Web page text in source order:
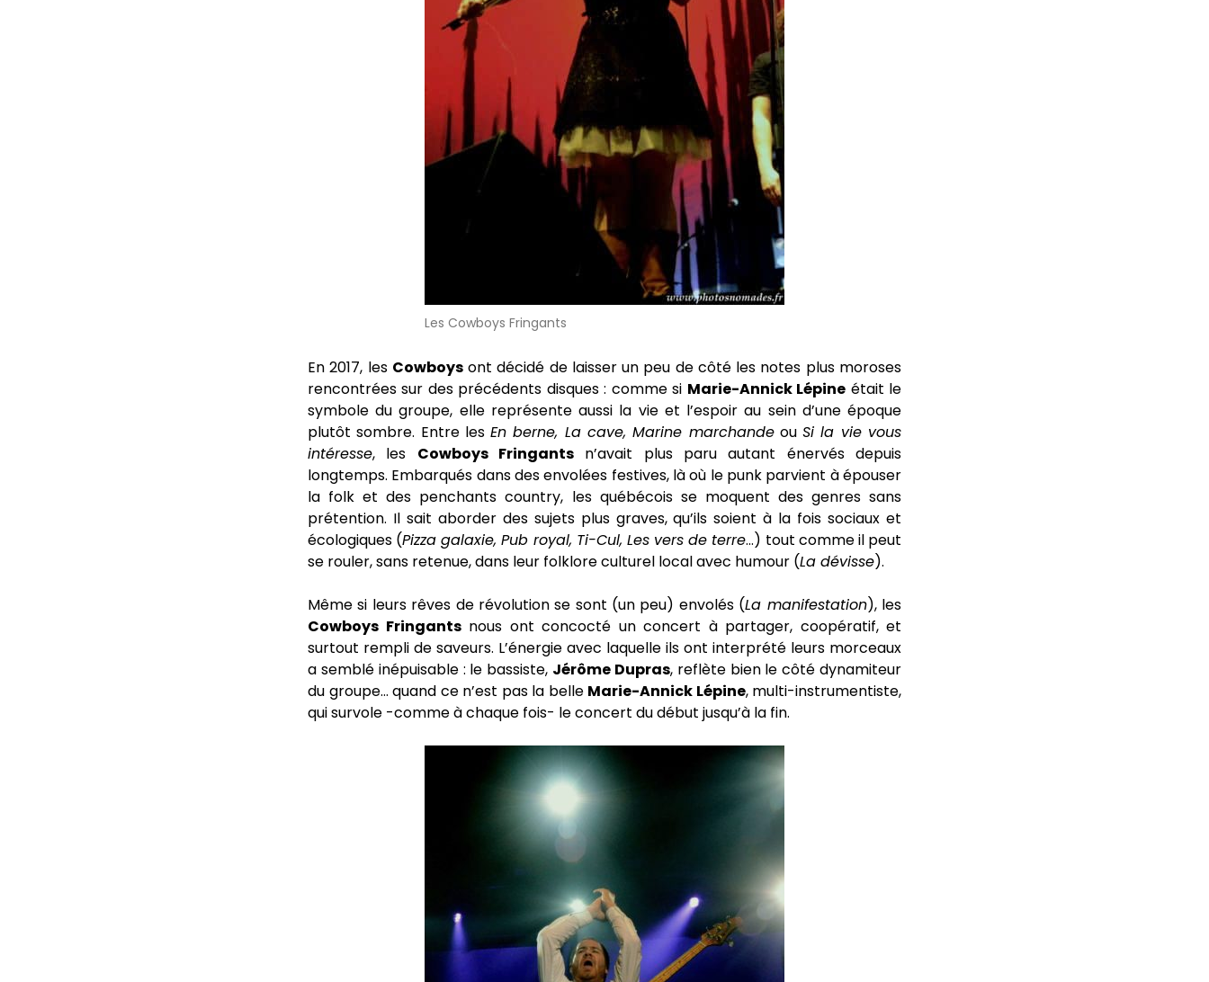
Les Cowboys Fringants
En 2017, les Cowboysont décidé de laisser un peu de côté les notes plus moroses
rencontrées sur des précédents disques : comme si Marie-Annick Lépine était le
symbole du groupe, elle représente aussi la vie et l’espoir au sein d’une époque
plutôt sombre. Entre lesEn berne, La cave, Marine marchandeouSi la vie vous
intéresse, les Cowboys Fringants n’avait plus paru autant énervés depuis
longtemps. Embarqués dans des envolées festives, là où le punk parvient à épouser
la folk et des penchants country, les québécois se moquent des genres sans
prétention. Il sait aborder des sujets plus graves, qu’ils soient à la fois sociaux et
écologiques (Pizza galaxie, Pub royal, Ti-Cul, Les vers de terre…) tout comme il peut
se rouler, sans retenue, dans leur folklore culturel local avec humour (La dévisse).
Même si leurs rêves de révolution se sont (un peu) envolés (La manifestation), les
Cowboys Fringantsnous ont concocté un concert à partager, coopératif, et
surtout rempli de saveurs. L’énergie avec laquelle ils ont interprété leurs morceaux
a semblé inépuisable : le bassiste, Jérôme Dupras, reflète bien le côté dynamiteur
du groupe… quand ce n’est pas la belle Marie-Annick Lépine, multi-instrumentiste,
qui survole -comme à chaque fois- le concert du début jusqu’à la fin.